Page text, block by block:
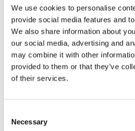
We use cookies to personalise
provide social media features and
We also share information about
our social media, advertising and
may combine it with other
provided to them or that they’ve
of their services.
Selection
Necessary